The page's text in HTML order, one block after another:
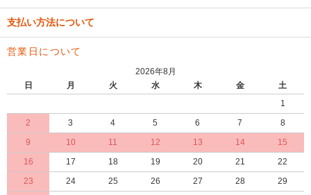
支払い方法について
営業日について
2026年8月
日
月 火 水 木 金
土
1
2
3 4 5 6 7
8
9
10 11 12 13 14
15
16
17 18 19 20 21
22
23
24 25 26 27 28
29